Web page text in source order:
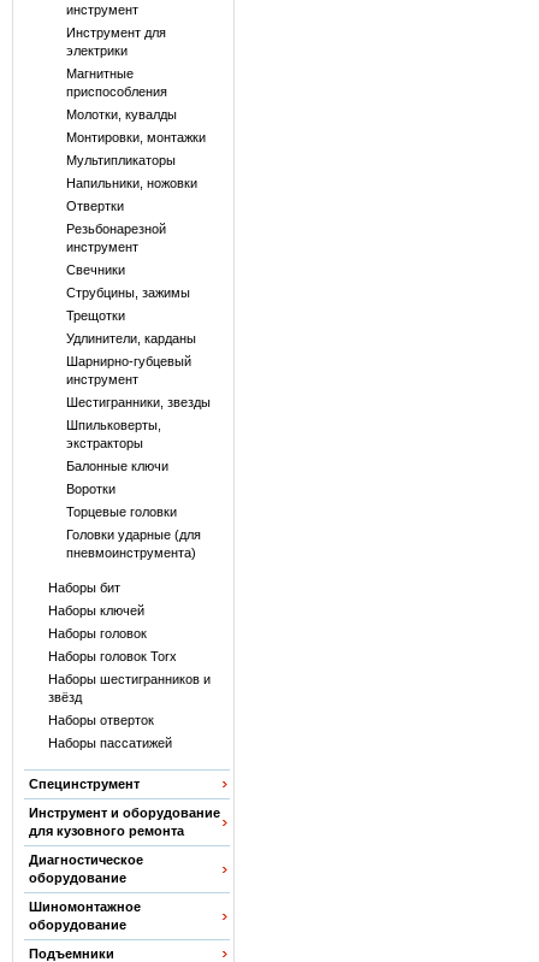
инструмент
Инструмент для
электрики
Магнитные
приспособления
Молотки, кувалды
Монтировки, монтажки
Мультипликаторы
Напильники, ножовки
Отвертки
Резьбонарезной
инструмент
Свечники
Струбцины, зажимы
Трещотки
Удлинители, карданы
Шарнирно-губцевый
инструмент
Шестигранники, звезды
Шпильковерты,
экстракторы
Балонные ключи
Воротки
Торцевые головки
Головки ударные (для
пневмоинструмента)
Наборы бит
Наборы ключей
Наборы головок
Наборы головок Torx
Наборы шестигранников и
звёзд
Наборы отверток
Наборы пассатижей
Специнструмент
Инструмент и оборудование
для кузовного ремонта
Диагностическое
оборудование
Шиномонтажное
оборудование
Подъемники